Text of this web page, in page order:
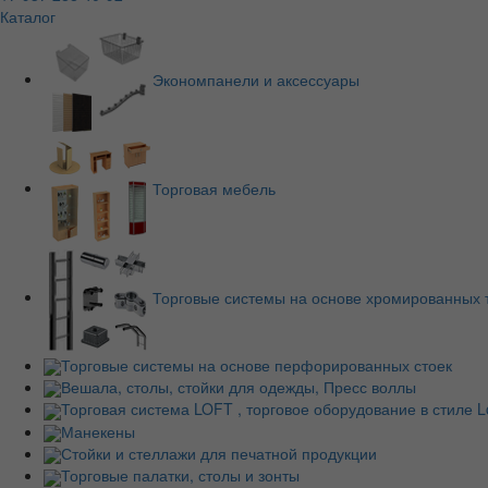
Каталог
Экономпанели и аксессуары
Торговая мебель
Торговые системы на основе хромированных
Торговые системы на основе перфорированных стоек
Вешала, столы, стойки для одежды, Пресс воллы
Торговая система LOFT , торговое оборудование в стиле
Манекены
Стойки и стеллажи для печатной продукции
Торговые палатки, столы и зонты